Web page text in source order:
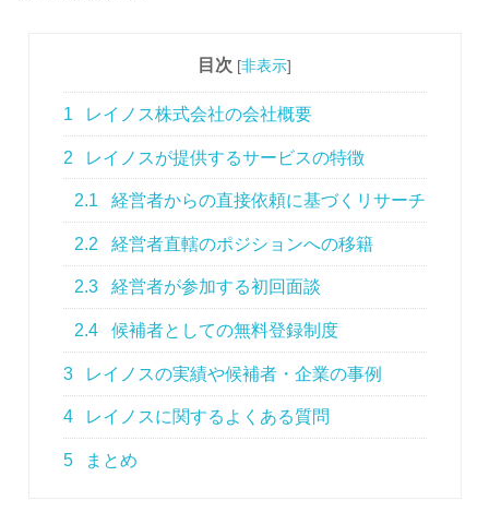
目次 [非表示]
1 レイノス株式会社の会社概要
2 レイノスが提供するサービスの特徴
2.1 経営者からの直接依頼に基づくリサーチ
2.2 経営者直轄のポジションへの移籍
2.3 経営者が参加する初回面談
2.4 候補者としての無料登録制度
3 レイノスの実績や候補者・企業の事例
4 レイノスに関するよくある質問
5 まとめ